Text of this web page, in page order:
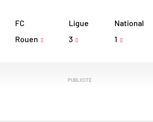
FC
Rouen
Ligue
3
National
1
PUBLICITÉ